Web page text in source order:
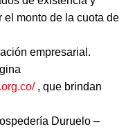
el monto de la cuota de
empresarial.
, que brindan
Duruelo –